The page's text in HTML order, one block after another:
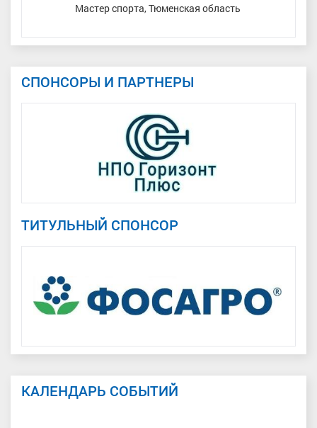
Мастер спорта, Тюменская область
СПОНСОРЫ И ПАРТНЕРЫ
ТИТУЛЬНЫЙ СПОНСОР
КАЛЕНДАРЬ СОБЫТИЙ